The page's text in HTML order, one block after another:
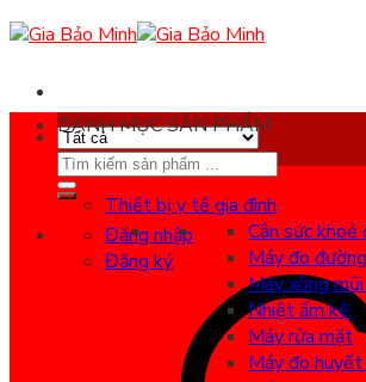
Skip
to
Search
for:
Đăng nhập
Đăng ký
DANH MỤC SẢN PHẨM
Thiết bị y tế gia đình
Cân sức
Máy đo
Máy xông
Nhiệt ẩm kế
Máy rửa mặt
Máy đo huyết